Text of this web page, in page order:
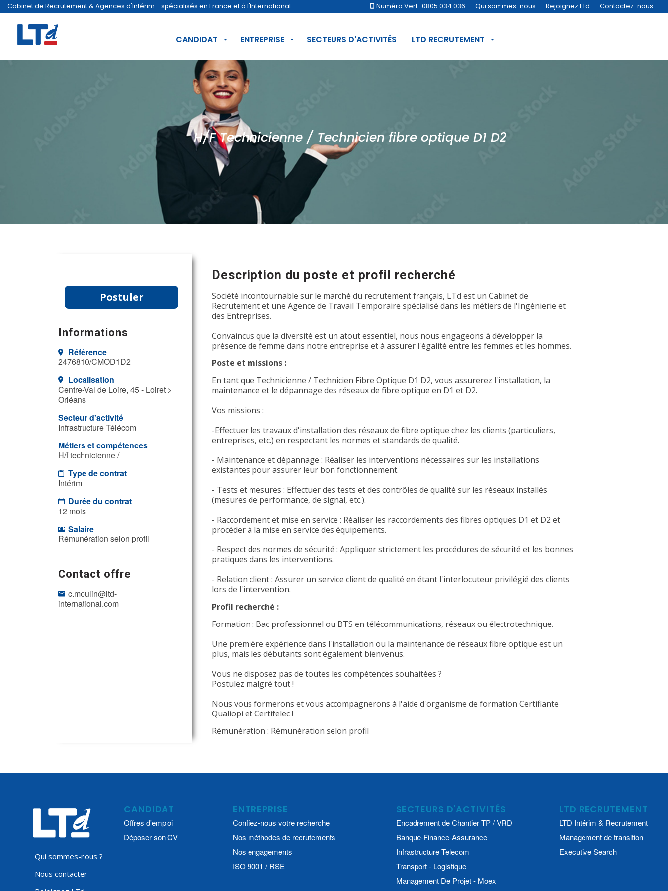
Cabinet de Recrutement & Agences d'Intérim - spécialisés en France et à l'International Numéro Vert : 0805 034 036 Qui sommes-nous Rejoignez LTd Contactez-nous
CANDIDAT ENTREPRISE SECTEURS D'ACTIVITÉS LTD RECRUTEMENT
H/F Technicienne / Technicien fibre optique D1 D2
Postuler
Informations
Référence
2476810/CMOD1D2
Localisation
Centre-Val de Loire, 45 - Loiret >
Orléans
Secteur d'activité
Infrastructure Télécom
Métiers et compétences
H/f technicienne /
Type de contrat
Intérim
Durée du contrat
12 mois
Salaire
Rémunération selon profil
Contact offre
c.moulin@ltd-
international.com
Description du poste et profil recherché
Société incontournable sur le marché du recrutement français, LTd est un Cabinet de
Recrutement et une Agence de Travail Temporaire spécialisé dans les métiers de l'Ingénierie et
des Entreprises.
Convaincus que la diversité est un atout essentiel, nous nous engageons à développer la
présence de femme dans notre entreprise et à assurer l'égalité entre les femmes et les hommes.
Poste et missions :
En tant que Technicienne / Technicien Fibre Optique D1 D2, vous assurerez l'installation, la
maintenance et le dépannage des réseaux de fibre optique en D1 et D2.
Vos missions :
-Effectuer les travaux d'installation des réseaux de fibre optique chez les clients (particuliers,
entreprises, etc.) en respectant les normes et standards de qualité.
- Maintenance et dépannage : Réaliser les interventions nécessaires sur les installations
existantes pour assurer leur bon fonctionnement.
- Tests et mesures : Effectuer des tests et des contrôles de qualité sur les réseaux installés
(mesures de performance, de signal, etc.).
- Raccordement et mise en service : Réaliser les raccordements des fibres optiques D1 et D2 et
procéder à la mise en service des équipements.
- Respect des normes de sécurité : Appliquer strictement les procédures de sécurité et les bonnes
pratiques dans les interventions.
- Relation client : Assurer un service client de qualité en étant l'interlocuteur privilégié des clients
lors de l'intervention.
Profil recherché :
Formation : Bac professionnel ou BTS en télécommunications, réseaux ou électrotechnique.
Une première expérience dans l'installation ou la maintenance de réseaux fibre optique est un
plus, mais les débutants sont également bienvenus.
Vous ne disposez pas de toutes les compétences souhaitées ?
Postulez malgré tout !
Nous vous formerons et vous accompagnerons à l'aide d'organisme de formation Certifiante
Qualiopi et Certifelec !
Rémunération : Rémunération selon profil
Qui sommes-nous ?
Nous contacter
CANDIDAT
Offres d'emploi
Déposer son CV
ENTREPRISE
Confiez-nous votre recherche
Nos méthodes de recrutements
Nos engagements
ISO 9001 / RSE
SECTEURS D'ACTIVITÉS
Encadrement de Chantier TP / VRD
Banque-Finance-Assurance
Infrastructure Telecom
Transport - Logistique
Management De Projet - Moex
LTD RECRUTEMENT
LTD Intérim & Recrutement
Management de transition
Executive Search